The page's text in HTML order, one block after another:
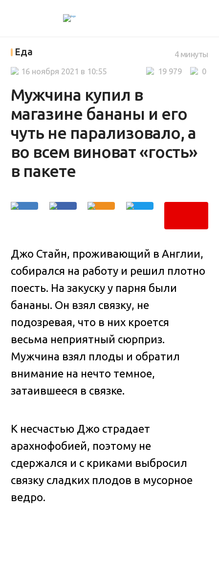
Еда
Мужчина купил в
магазине бананы и его
чуть не парализовало, а
во всем виноват «гость»
в пакете
4 минуты
0
19 979
16 ноября 2021 в 10:55
Джо Стайн, проживающий в Англии,
собирался на работу и решил плотно
поесть. На закуску у парня были
бананы. Он взял связку, не
подозревая, что в них кроется
весьма неприятный сюрприз.
Мужчина взял плоды и обратил
внимание на нечто темное,
затаившееся в связке.
К несчастью Джо страдает
арахнофобией, поэтому не
сдержался и с криками выбросил
связку сладких плодов в мусорное
ведро.